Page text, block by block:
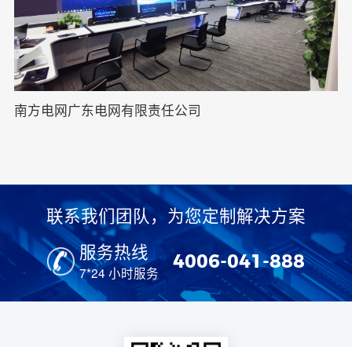
南方电网广东电网有限责任公司
联系我们团队，为您定制解决方案
服务热线
7*24 小时服务 4006-041-888